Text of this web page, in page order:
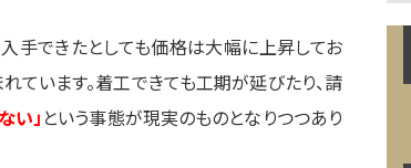
手できたとしても価格は大幅に上昇してお
ています。着工できても工期が延びたり、請
い」 という事態が現実のものとなりつつあり